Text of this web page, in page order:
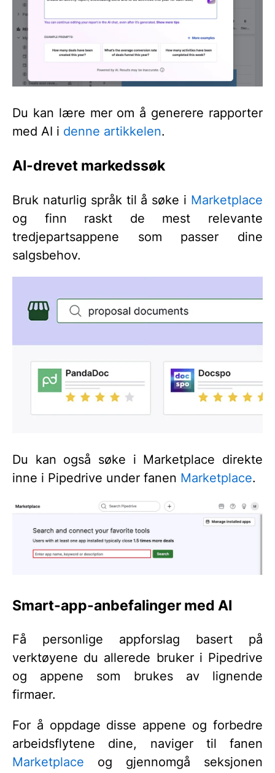
Du kan lære mer om å generere rapporter
med AI i denne artikkelen.
AI-drevet markedssøk
Bruk naturlig språk til å søke i Marketplace
og finn raskt de mest relevante
tredjepartsappene som passer dine
salgsbehov.
Du kan også søke i Marketplace direkte
inne i Pipedrive under fanen Marketplace.
Smart-app-anbefalinger med AI
Få personlige appforslag basert på
verktøyene du allerede bruker i Pipedrive
og appene som brukes av lignende
firmaer.
For å oppdage disse appene og forbedre
arbeidsflytene dine, naviger til fanen
Marketplace og gjennomgå seksjonen